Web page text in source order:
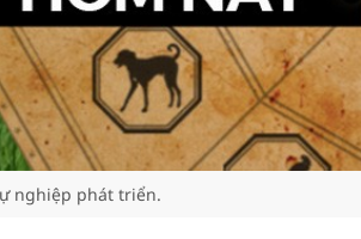
nghiệp phát triển.